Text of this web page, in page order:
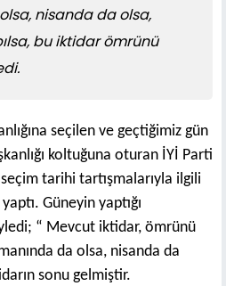
nisanda da olsa,
bu iktidar ömrünü
seçilen ve geçtiğimiz gün
koltuğuna oturan İYİ Parti
tarihi tartışmalarıyla ilgili
Güneyin yaptığı
“ Mevcut iktidar, ömrünü
da olsa, nisanda da
sonu gelmiştir.